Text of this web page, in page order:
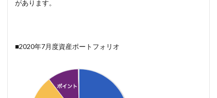
があります。
■2020年7月度資産ポートフォリオ